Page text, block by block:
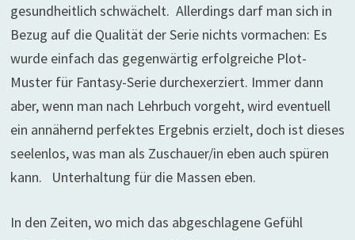
gesundheitlich schwächelt. Allerdings darf man sich in
Bezug auf die Qualität der Serie nichts vormachen: Es
wurde einfach das gegenwärtig erfolgreiche Plot-
Muster für Fantasy-Serie durchexerziert. Immer dann
aber, wenn man nach Lehrbuch vorgeht, wird eventuell
ein annähernd perfektes Ergebnis erzielt, doch ist dieses
seelenlos, was man als Zuschauer/in eben auch spüren
kann. Unterhaltung für die Massen eben.
In den Zeiten, wo mich das abgeschlagene Gefühl